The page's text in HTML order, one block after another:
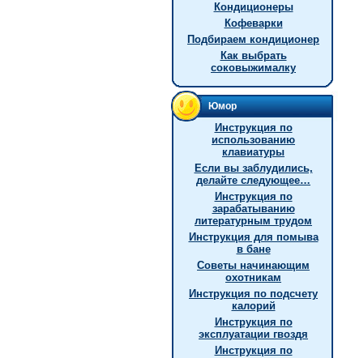
Кондиционеры
Кофеварки
Подбираем кондиционер
Как выбрать
соковыжималку
Юмор
Инструкция по
использованию
клавиатуры
Если вы заблудились,
делайте следующее…
Инструкция по
зарабатыванию
литературным трудом
Инструкция для помыва
в бане
Советы начинающим
охотникам
Инструкция по подсчету
калорий
Инструкция по
эксплуатации гвоздя
Инструкция по